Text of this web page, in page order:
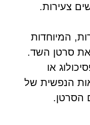
צעירות.
המיוחדות
את סרטן השד.
או
הנפשית של
הסרטן.